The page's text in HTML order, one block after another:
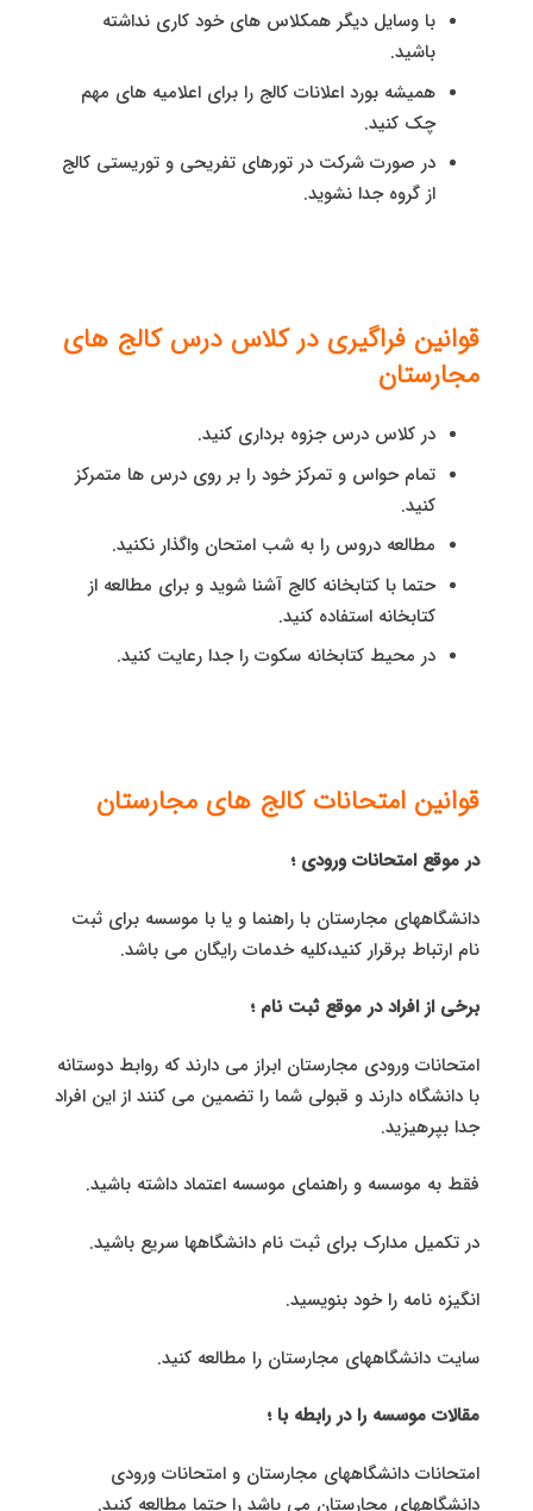
با وسایل دیگر همکلاس های خود کاری نداشته
باشید.
همیشه بورد اعلانات کالج را برای اعلامیه های مهم
چک کنید.
در صورت شرکت در تورهای تفریحی و توریستی کالج
از گروه جدا نشوید.
قوانین فراگیری در کلاس درس کالج های
مجارستان
در کلاس درس جزوه برداری کنید.
تمام حواس و تمرکز خود را بر روی درس ها متمرکز
کنید.
مطالعه دروس را به شب امتحان واگذار نکنید.
حتما با کتابخانه کالج آشنا شوید و برای مطالعه از
کتابخانه استفاده کنید.
در محیط کتابخانه سکوت را جدا رعایت کنید.
قوانین امتحانات کالج های مجارستان
در موقع امتحانات ورودی ؛
دانشگاههای مجارستان با راهنما و یا با موسسه برای ثبت
نام ارتباط برقرار کنید،کلیه خدمات رایگان می باشد.
برخی از افراد در موقع ثبت نام ؛
امتحانات ورودی مجارستان ابراز می دارند که روابط دوستانه
با دانشگاه دارند و قبولی شما را تضمین می کنند از این افراد
جدا بپرهیزید.
فقط به موسسه و راهنمای موسسه اعتماد داشته باشید.
در تکمیل مدارک برای ثبت نام دانشگاهها سریع باشید.
انگیزه نامه را خود بنویسید.
سایت دانشگاههای مجارستان را مطالعه کنید.
مقالات موسسه را در رابطه با ؛
امتحانات دانشگاههای مجارستان و امتحانات ورودی
دانشگاههای مجارستان می باشد را حتما مطالعه کنید.